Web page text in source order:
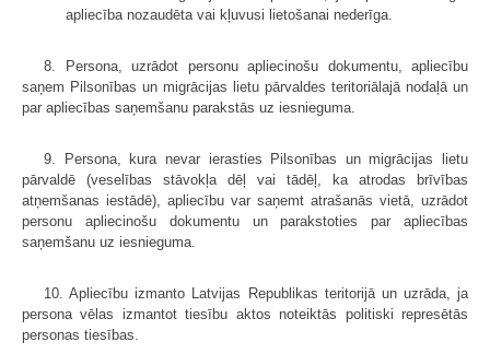
apliecība nozaudēta vai kļuvusi lietošanai nederīga.
8. Persona, uzrādot personu apliecinošu dokumentu, apliecību
saņem Pilsonības un migrācijas lietu pārvaldes teritoriālajā nodaļā un
par apliecības saņemšanu parakstās uz iesnieguma.
9. Persona, kura nevar ierasties Pilsonības un migrācijas lietu
pārvaldē (veselības stāvokļa dēļ vai tādēļ, ka atrodas brīvības
atņemšanas iestādē), apliecību var saņemt atrašanās vietā, uzrādot
personu apliecinošu dokumentu un parakstoties par apliecības
saņemšanu uz iesnieguma.
10. Apliecību izmanto Latvijas Republikas teritorijā un uzrāda, ja
persona vēlas izmantot tiesību aktos noteiktās politiski represētās
personas tiesības.